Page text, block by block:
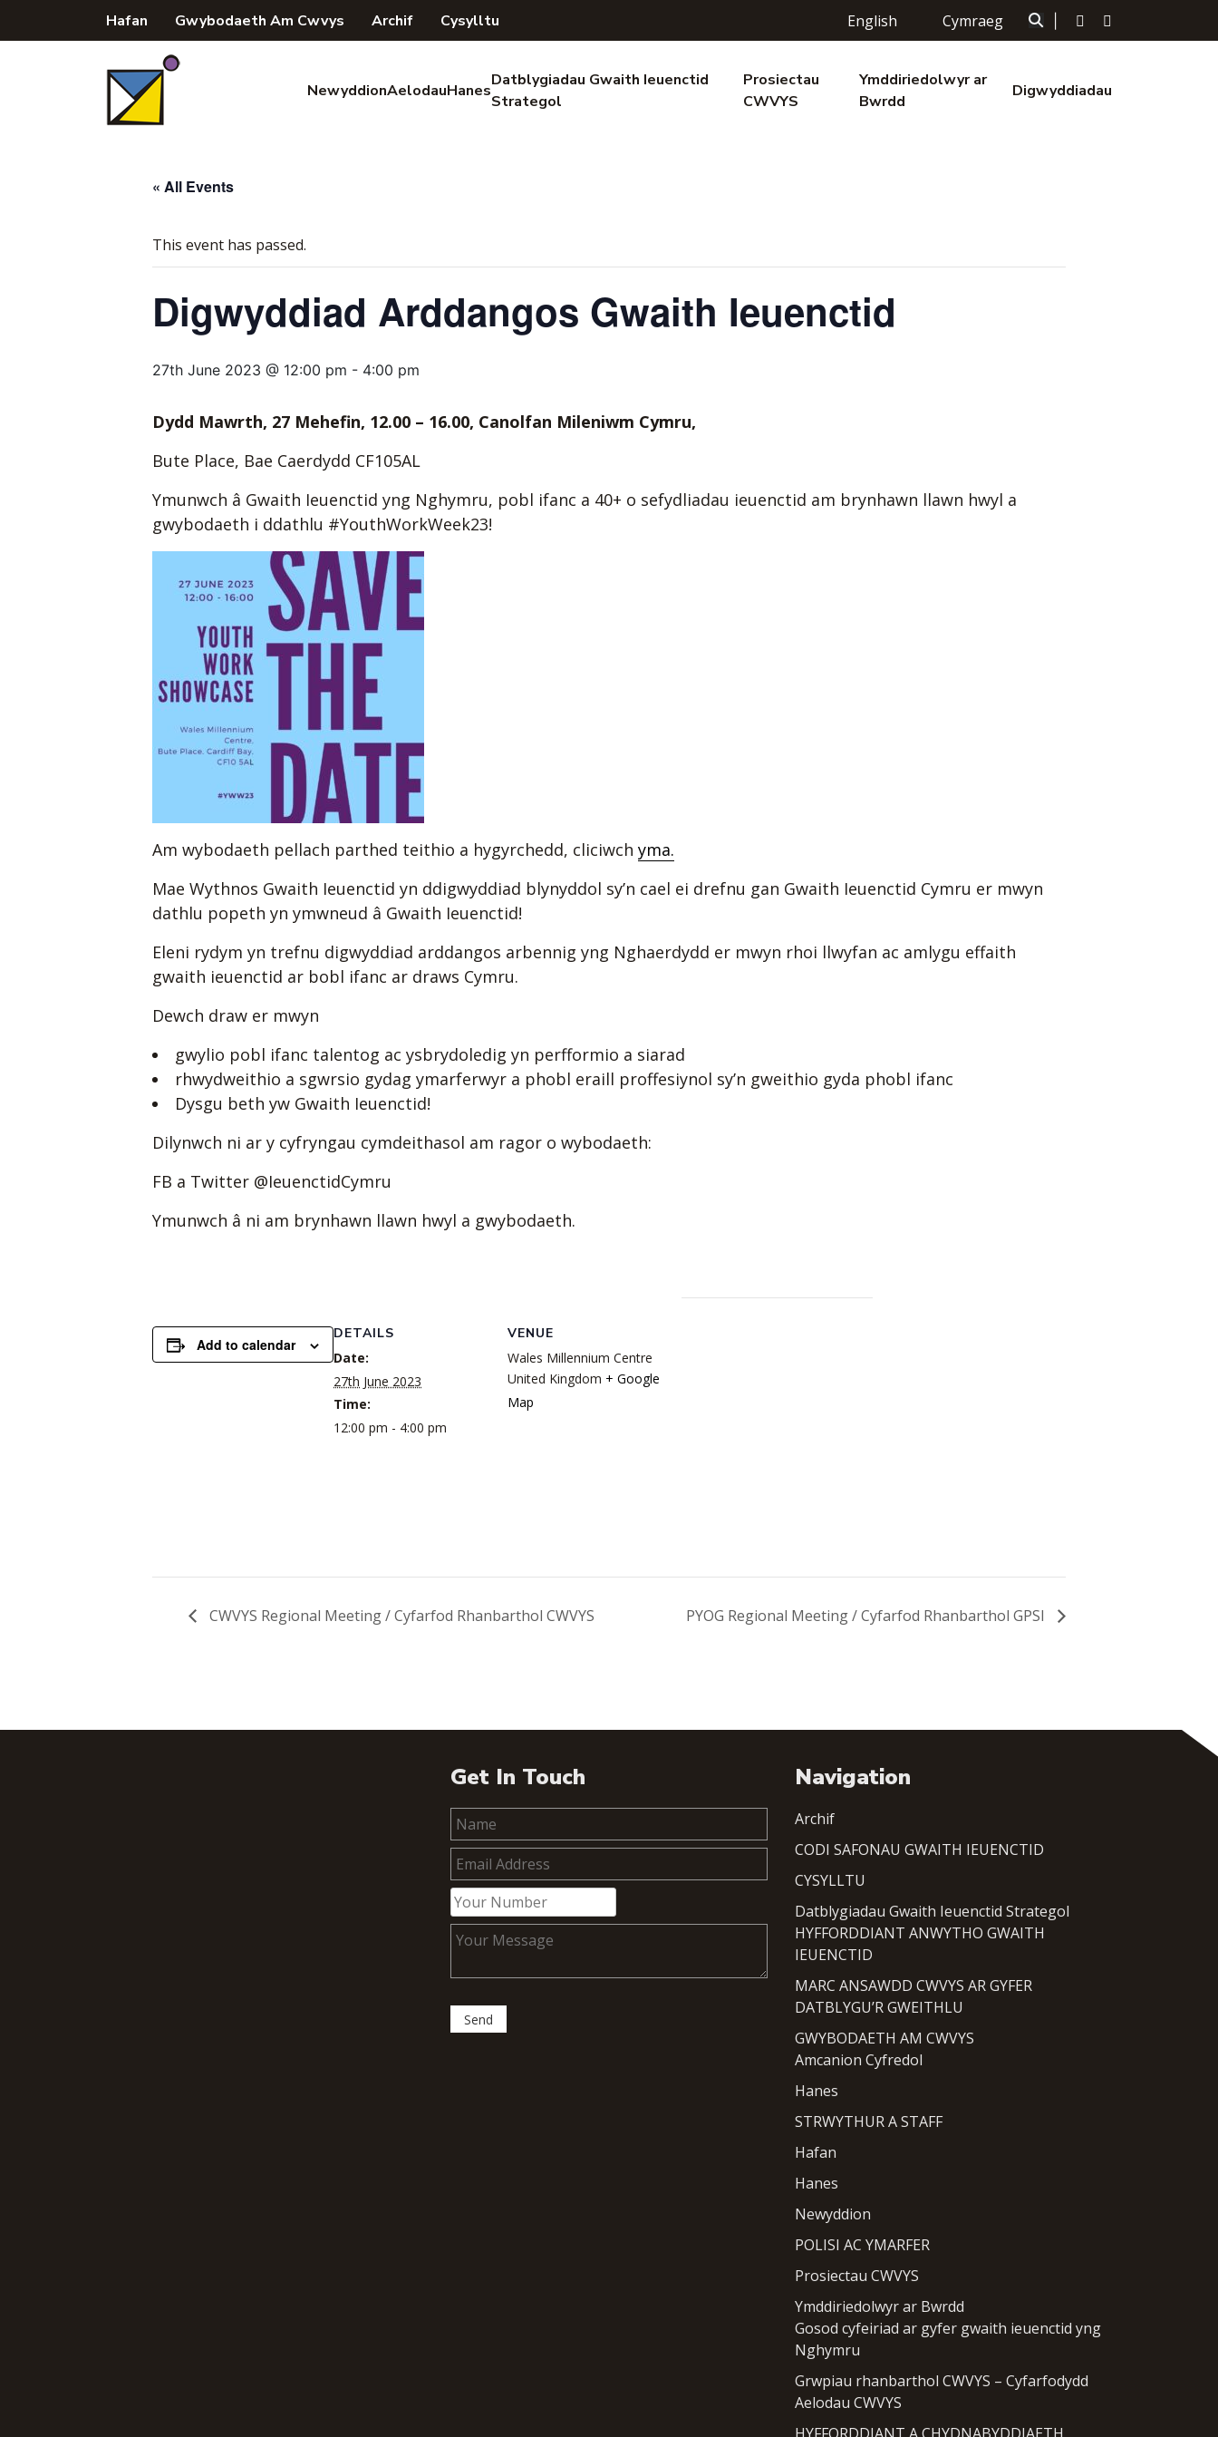
Hafan Gwybodaeth Am Cwvys Archif Cysylltu English Cymraeg
NewyddionAelodauHanes
Datblygiadau Gwaith Ieuenctid
Strategol
Prosiectau
CWVYS
Ymddiriedolwyr ar
Bwrdd
Digwyddiadau
« All Events
This event has passed.
Digwyddiad Arddangos Gwaith Ieuenctid
27th June 2023 @ 12:00 pm - 4:00 pm
Dydd Mawrth, 27 Mehefin, 12.00 – 16.00, Canolfan Mileniwm Cymru,
Bute Place, Bae Caerdydd CF105AL
Ymunwch â Gwaith Ieuenctid yng Nghymru, pobl ifanc a 40+ o sefydliadau ieuenctid am brynhawn llawn hwyl a
gwybodaeth i ddathlu #YouthWorkWeek23!
Am wybodaeth pellach parthed teithio a hygyrchedd, cliciwch yma.
Mae Wythnos Gwaith Ieuenctid yn ddigwyddiad blynyddol sy’n cael ei drefnu gan Gwaith Ieuenctid Cymru er mwyn
dathlu popeth yn ymwneud â Gwaith Ieuenctid!
Eleni rydym yn trefnu digwyddiad arddangos arbennig yng Nghaerdydd er mwyn rhoi llwyfan ac amlygu effaith
gwaith ieuenctid ar bobl ifanc ar draws Cymru.
Dewch draw er mwyn
gwylio pobl ifanc talentog ac ysbrydoledig yn perfformio a siarad
rhwydweithio a sgwrsio gydag ymarferwyr a phobl eraill proffesiynol sy’n gweithio gyda phobl ifanc
Dysgu beth yw Gwaith Ieuenctid!
Dilynwch ni ar y cyfryngau cymdeithasol am ragor o wybodaeth:
FB a Twitter @IeuenctidCymru
Ymunwch â ni am brynhawn llawn hwyl a gwybodaeth.
Add to calendar
DETAILS
Date:
27th June 2023
Time:
12:00 pm - 4:00 pm
VENUE
Wales Millennium Centre
United Kingdom + Google
Map
CWVYS Regional Meeting / Cyfarfod Rhanbarthol CWVYS PYOG Regional Meeting / Cyfarfod Rhanbarthol GPSI
Get In Touch Navigation
Archif
CODI SAFONAU GWAITH IEUENCTID
CYSYLLTU
Datblygiadau Gwaith Ieuenctid Strategol
HYFFORDDIANT ANWYTHO GWAITH
IEUENCTID
MARC ANSAWDD CWVYS AR GYFER
DATBLYGU’R GWEITHLU
GWYBODAETH AM CWVYS
Amcanion Cyfredol
Hanes
STRWYTHUR A STAFF
Hafan
Hanes
Newyddion
POLISI AC YMARFER
Prosiectau CWVYS
Ymddiriedolwyr ar Bwrdd
Gosod cyfeiriad ar gyfer gwaith ieuenctid yng
Nghymru
Grwpiau rhanbarthol CWVYS – Cyfarfodydd
Aelodau CWVYS